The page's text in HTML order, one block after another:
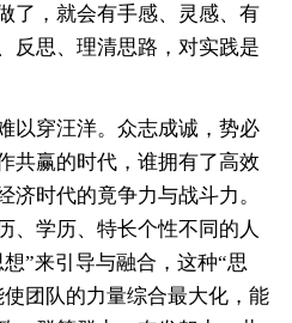
了，就会有手感、灵感、有
反思、理清思路，对实践是
穿汪洋。众志成诚，势必
共赢的时代，谁拥有了高效
济时代的竟争力与战斗力。
、学历、特长个性不同的人
”来引导与融合，这种“思
团队的力量综合最大化，能